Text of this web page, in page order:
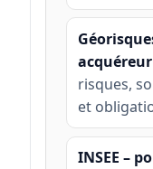
risques,
et
INSEE –